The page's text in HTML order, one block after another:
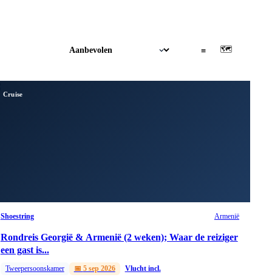
≡ 🗺
Cruise
Shoestring Armenië
Rondreis Georgië & Armenië (2 weken); Waar de reiziger
een gast is...
Tweepersoonskamer 📅 5 sep 2026 Vlucht incl.